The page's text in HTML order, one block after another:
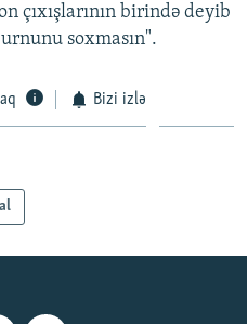
çıxışlarının birində deyib
soxmasın".
Bizi izlə